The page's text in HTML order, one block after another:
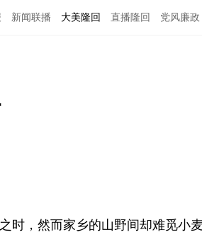
新闻联播 大美隆回 直播隆回 党风廉政
时，然而家乡的山野间却难觅小麦